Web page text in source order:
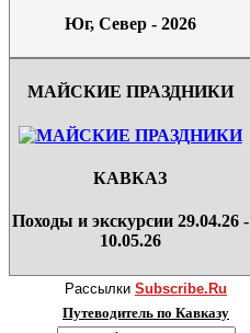
Юг, Север - 2026
МАЙСКИЕ ПРАЗДНИКИ
КАВКАЗ
Походы и экскурсии 29.04.26 -
10.05.26
Рассылки Subscribe.Ru
Путеводитель по Кавказу